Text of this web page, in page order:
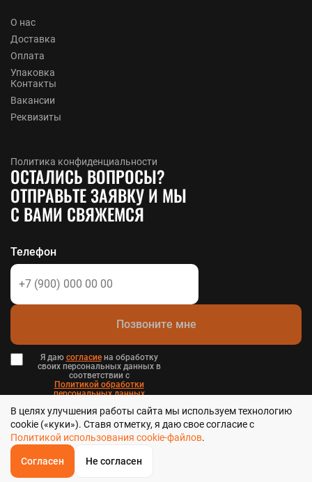
ОБРАТНЫЙЗВОНОК
О нас
Доставка
Оплата
Упаковка
Контакты
Вакансии
Реквизиты
Политика конфиденциальности
ОСТАЛИСЬ ВОПРОСЫ?
ОТПРАВЬТЕ ЗАЯВКУ И МЫ
С ВАМИ СВЯЖЕМСЯ
Телефон
Позвоните мне
Я даю согласиена обработку
своих персональных данных в
соответствии с
Политикой обработки
персональных данных
Пользовательским соглашением .
Стальтека - библиотека стальных решений в Хабаровске, 2026
Главная
В целях улучшения работы сайта мы используем технологию
cookie («куки»). Ставя отметку, я даю свое согласие с
Политикой использования cookie-файлов.
Согласен Не согласен